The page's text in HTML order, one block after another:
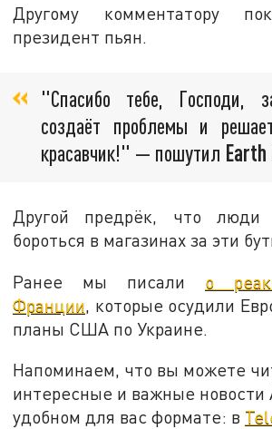
Другому комментатору
президент пьян.
"Спасибо тебе,
создаёт проблемы и
красавчик!" — пошутил Earth
Другой предрёк, что люди
бороться в магазинах за эти
Ранее мы писали о
Франции, которые осудили
планы США по Украине.
Напоминаем, что вы можете
интересные и важные новости
удобном для вас формате: в